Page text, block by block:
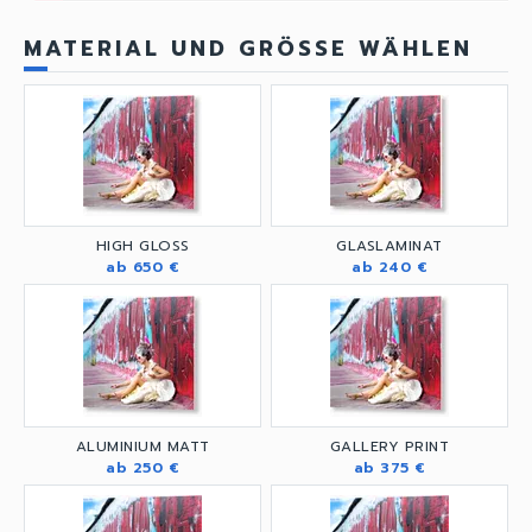
MATERIAL UND GRÖSSE WÄHLEN
HIGH GLOSS
ab 650 €
GLASLAMINAT
ab 240 €
ALUMINIUM MATT
ab 250 €
GALLERY PRINT
ab 375 €